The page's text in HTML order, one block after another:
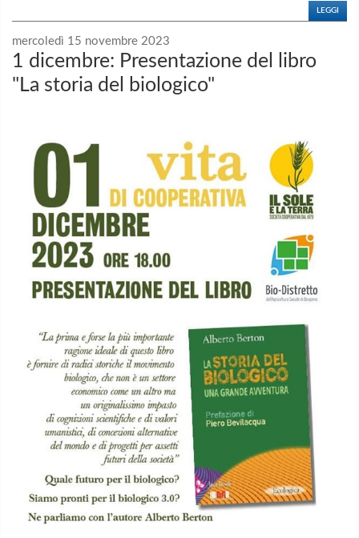
LEGGI
mercoledì 15 novembre 2023
1 dicembre: Presentazione del libro
"La storia del biologico"